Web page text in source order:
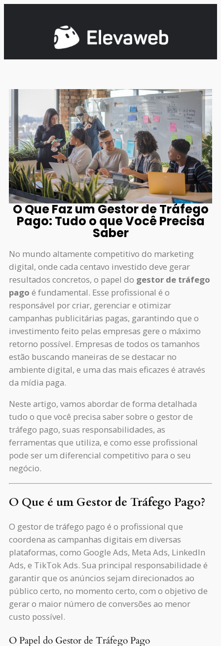
O Que Faz um Gestor de Tráfego
Pago: Tudo o que Você Precisa
Saber
No mundo altamente competitivo do marketing
digital, onde cada centavo investido deve gerar
resultados concretos, o papel do gestor de tráfego
pago é fundamental. Esse profissional é o
responsável por criar, gerenciar e otimizar
campanhas publicitárias pagas, garantindo que o
investimento feito pelas empresas gere o máximo
retorno possível. Empresas de todos os tamanhos
estão buscando maneiras de se destacar no
ambiente digital, e uma das mais eficazes é através
da mídia paga.
Neste artigo, vamos abordar de forma detalhada
tudo o que você precisa saber sobre o gestor de
tráfego pago, suas responsabilidades, as
ferramentas que utiliza, e como esse profissional
pode ser um diferencial competitivo para o seu
negócio.
O Que é um Gestor de Tráfego Pago?
O gestor de tráfego pago é o profissional que
coordena as campanhas digitais em diversas
plataformas, como Google Ads, Meta Ads, LinkedIn
Ads, e TikTok Ads. Sua principal responsabilidade é
garantir que os anúncios sejam direcionados ao
público certo, no momento certo, com o objetivo de
gerar o maior número de conversões ao menor
custo possível.
O Papel do Gestor de Tráfego Pago